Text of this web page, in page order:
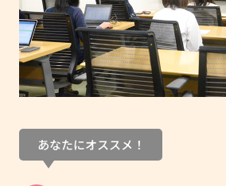
あなたにオススメ！